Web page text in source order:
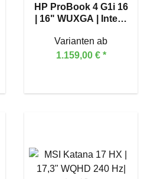
HP ProBook 4 G1i 16
| 16" WUXGA | Intel®
Varianten ab
1.159,00 € *